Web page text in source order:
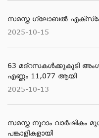
സമസ്ത ഗ്ലോബൽ
2025-10-15
63 മദ്റസകള്‍ക്കുകൂടി
എണ്ണം 11,077 ആയി
2025-10-13
സമസ്ത നൂറാം വാർഷികം
പങ്കാളികളായി